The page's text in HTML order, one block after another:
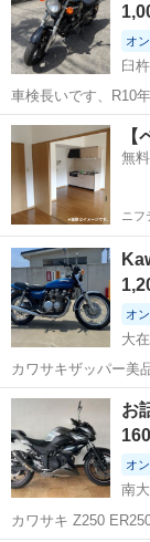
オ
臼
車検長いです、R10
ル交換済み！ オイル
認！ 走行距離33380
大分 臼杵市
無
ニフ
オ
大
カワサキザッパー美
賠責有り フルノー
極上車です。 本気
ん、 高価な品物なの
大分 大分市
オ
南
カワサキ Z250